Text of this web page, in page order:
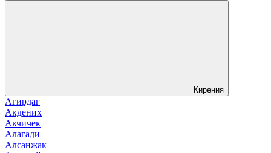
Кирения
Агирдаг
Акдених
Акчичек
Алагади
Алсанжак